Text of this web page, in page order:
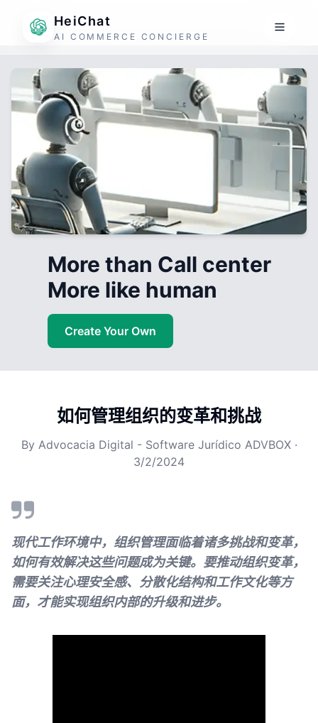
HeiChat
AI COMMERCE CONCIERGE
More than Call center
More like human
Create Your Own
如何管理组织的变革和挑战
By Advocacia Digital - Software Jurídico ADVBOX ·
3/2/2024
现代工作环境中，组织管理面临着诸多挑战和变革，
如何有效解决这些问题成为关键。要推动组织变革，
需要关注心理安全感、分散化结构和工作文化等方
面，才能实现组织内部的升级和进步。